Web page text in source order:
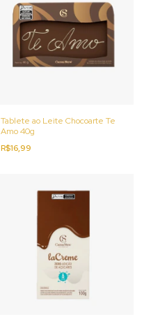
Tablete ao Leite Chocoarte Te
Amo 40g
R$16,99